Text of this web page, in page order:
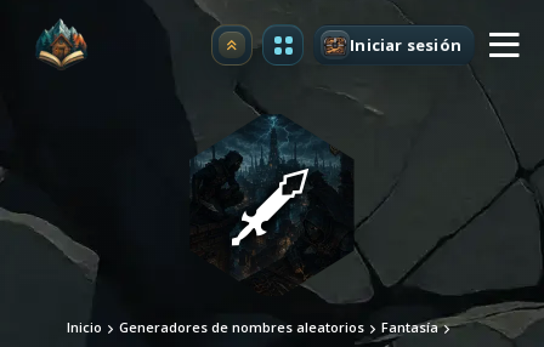
Mejorar Iniciar sesión
Inicio Generadores de nombres aleatorios Fantasía